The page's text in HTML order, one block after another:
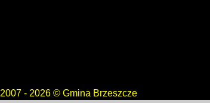
2007 - 2026 © Gmina Brzeszcze